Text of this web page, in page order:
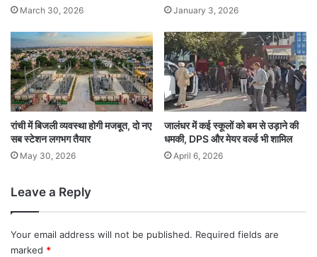
March 30, 2026 January 3, 2026
रांची में बिजली व्यवस्था होगी मजबूत, दो नए
सब स्टेशन लगभग तैयार
May 30, 2026
जालंधर में कई स्कूलों को बम से उड़ाने की
धमकी, DPS और मेयर वर्ल्ड भी शामिल
April 6, 2026
Leave a Reply
Your email address will not be published. Required fields are
marked *